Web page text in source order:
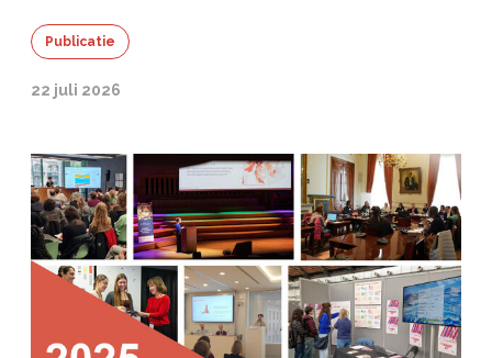
Publicatie
22 juli 2026